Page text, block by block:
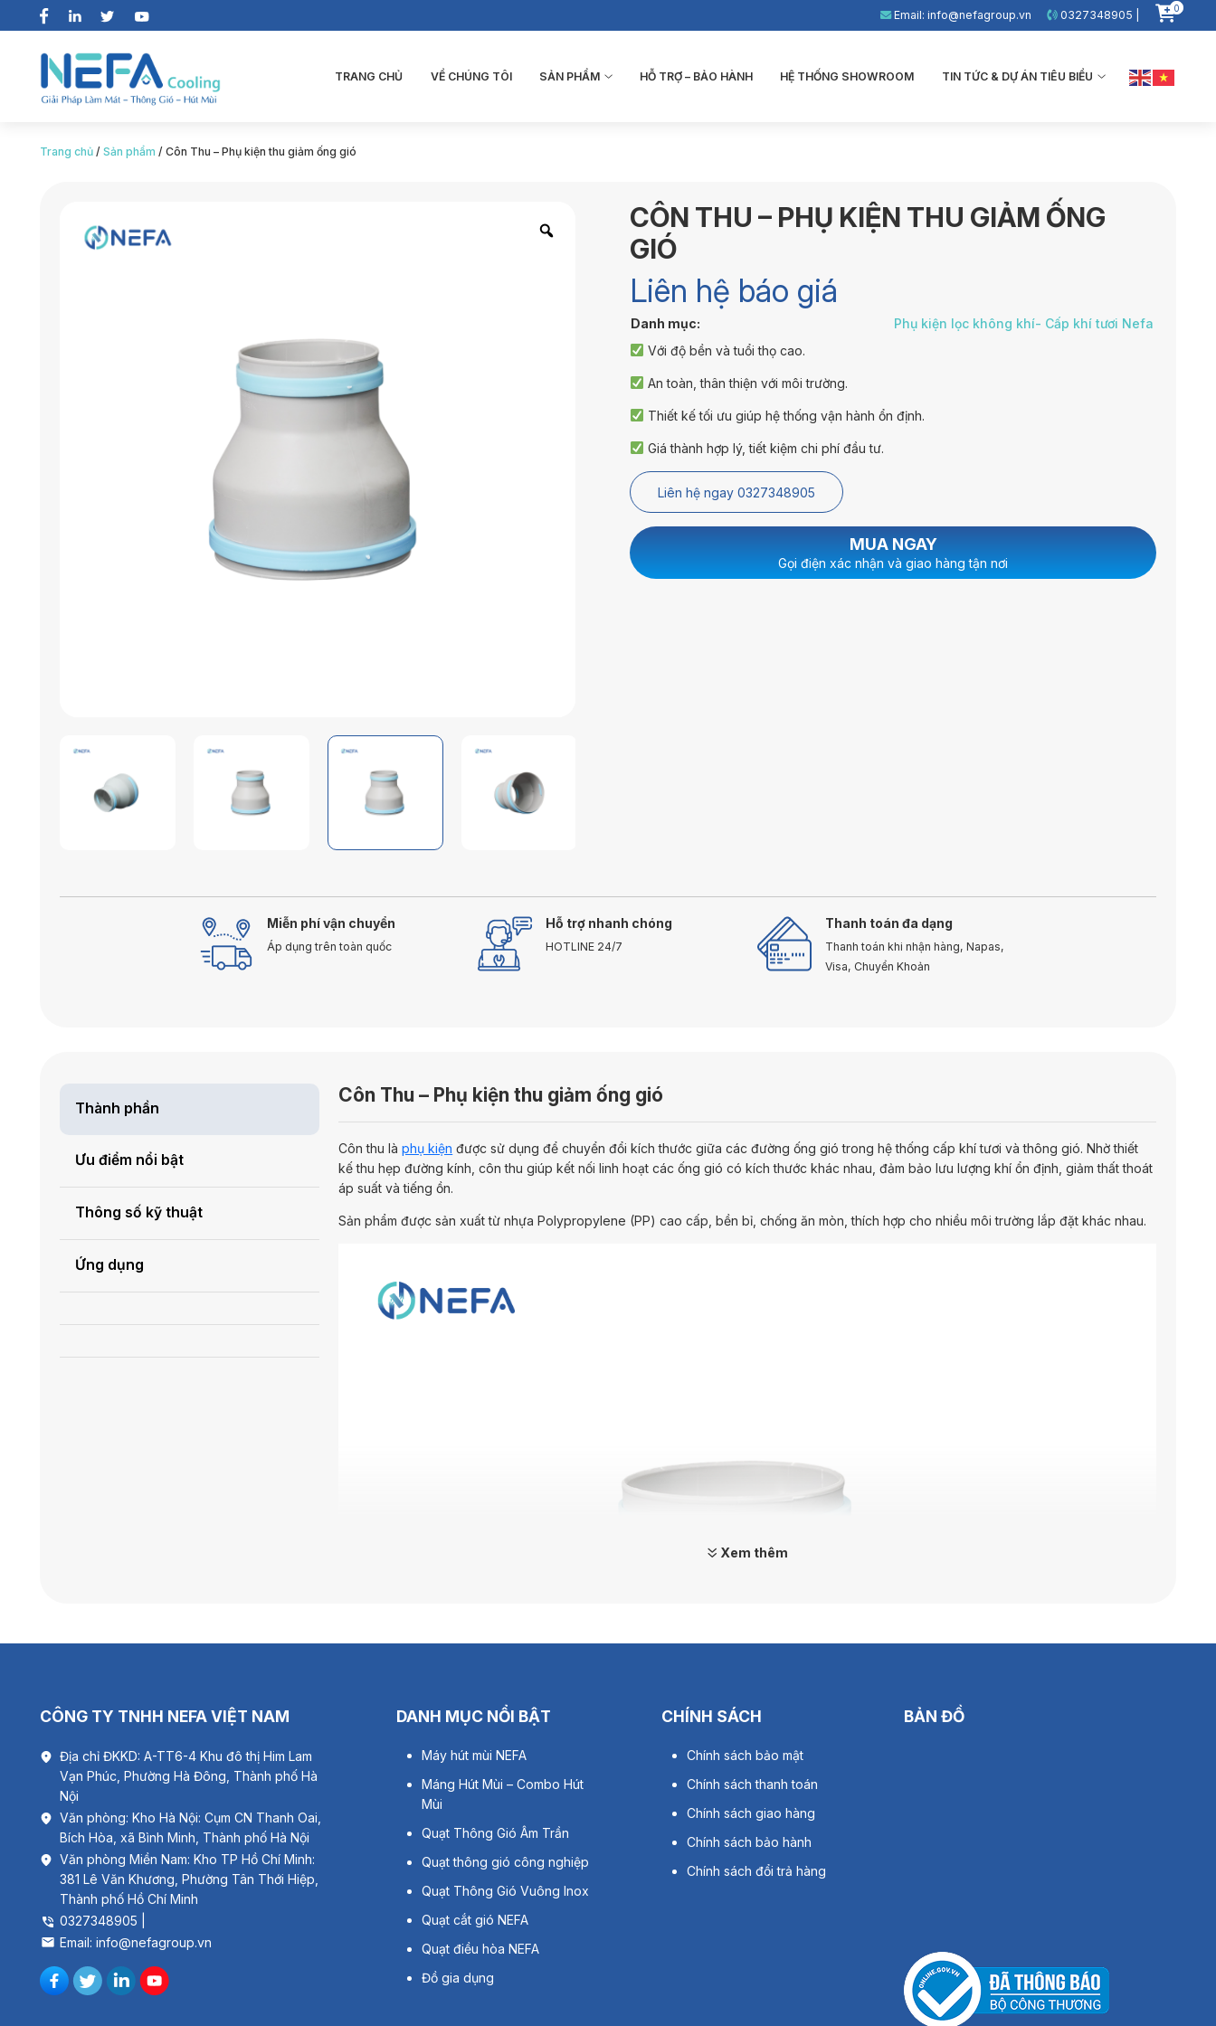
Email: info@nefagroup.vn 0327348905 | 0
TRANG CHỦ VỀ CHÚNG TÔI SẢN PHẨM HỖ TRỢ – BẢO HÀNH HỆ THỐNG SHOWROOM TIN TỨC & DỰ ÁN TIÊU BIỂU
Trang chủ /Sản phẩm /Côn Thu – Phụ kiện thu giảm ống gió
CÔN THU – PHỤ KIỆN THU GIẢM ỐNG
GIÓ
Liên hệ báo giá
Danh mục:
Phụ kiện lọc không khí- Cấp khí tươi Nefa
Với độ bền và tuổi thọ cao.
An toàn, thân thiện với môi trường.
Thiết kế tối ưu giúp hệ thống vận hành ổn định.
Giá thành hợp lý, tiết kiệm chi phí đầu tư.
Liên hệ ngay 0327348905
MUA NGAY
Gọi điện xác nhận và giao hàng tận nơi
Miễn phí vận chuyển
Áp dụng trên toàn quốc
Hỗ trợ nhanh chóng
HOTLINE 24/7
Thanh toán đa dạng
Thanh toán khi nhận hàng, Napas,
Visa, Chuyển Khoản
Thành phần
Ưu điểm nổi bật
Thông số kỹ thuật
Ứng dụng
Côn Thu – Phụ kiện thu giảm ống gió
Côn thu làphụ kiện được sử dụng để chuyển đổi kích thước giữa các đường ống gió trong hệ thống cấp khí tươi và thông gió. Nhờ thiết
kế thu hẹp đường kính, côn thu giúp kết nối linh hoạt các ống gió có kích thước khác nhau, đảm bảo lưu lượng khí ổn định, giảm thất thoát
áp suất và tiếng ồn.
Sản phẩm được sản xuất từ nhựa Polypropylene (PP) cao cấp, bền bỉ, chống ăn mòn, thích hợp cho nhiều môi trường lắp đặt khác nhau.
Xem thêm
CÔNG TY TNHH NEFA VIỆT NAM
Địa chỉ ĐKKD: A-TT6-4 Khu đô thị Him Lam
Vạn Phúc, Phường Hà Đông, Thành phố Hà
Nội
Văn phòng: Kho Hà Nội: Cụm CN Thanh Oai,
Bích Hòa, xã Bình Minh, Thành phố Hà Nội
Văn phòng Miền Nam: Kho TP Hồ Chí Minh:
381 Lê Văn Khương, Phường Tân Thới Hiệp,
Thành phố Hồ Chí Minh
0327348905 |
Email: info@nefagroup.vn
DANH MỤC NỔI BẬT
Máy hút mùi NEFA
Máng Hút Mùi – Combo Hút
Mùi
Quạt Thông Gió Âm Trần
Quạt thông gió công nghiệp
Quạt Thông Gió Vuông Inox
Quạt cắt gió NEFA
Quạt điều hòa NEFA
Đồ gia dụng
CHÍNH SÁCH
Chính sách bảo mật
Chính sách thanh toán
Chính sách giao hàng
Chính sách bảo hành
Chính sách đổi trả hàng
BẢN ĐỒ